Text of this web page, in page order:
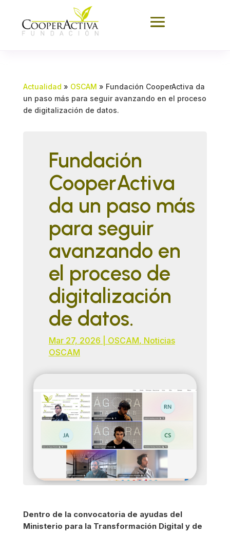
Actualidad » OSCAM » Fundación CooperActiva da
un paso más para seguir avanzando en el proceso
de digitalización de datos.
Fundación
CooperActiva
da un paso más
para seguir
avanzando en
el proceso de
digitalización
de datos.
Mar 27, 2026 OSCAM, Noticias
OSCAM
Dentro de la convocatoria de ayudas del
Ministerio para la Transformación Digital y de